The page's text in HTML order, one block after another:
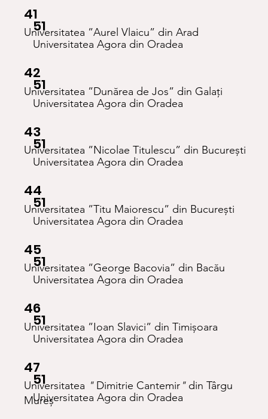
41
Universitatea ”Aurel Vlaicu” din Arad
51
Universitatea Agora din Oradea
42
Universitatea ”Dunărea de Jos” din Galați
51
Universitatea Agora din Oradea
43
Universitatea ”Nicolae Titulescu” din București
51
Universitatea Agora din Oradea
44
Universitatea ”Titu Maiorescu” din București
51
Universitatea Agora din Oradea
45
Universitatea ”George Bacovia” din Bacău
51
Universitatea Agora din Oradea
46
Universitatea ”Ioan Slavici” din Timișoara
51
Universitatea Agora din Oradea
47
Universitatea "Dimitrie Cantemir "din Târgu
Mureș
51
Universitatea Agora din Oradea